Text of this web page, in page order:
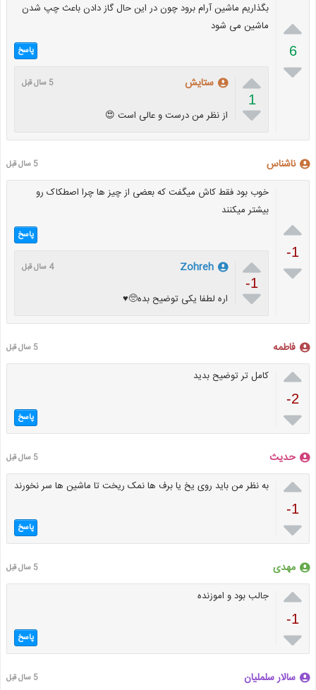

6

بگذاریم ماشین آرام برود چون در این حال گاز دادن باعث چپ شدن
ماشین می شود
پاسخ

1

ستایش 5 سال قبل
از نظر من درست و عالی است 😍
ناشناس 5 سال قبل

-1

خوب بود فقط کاش میگفت که بعضی از چیز ها چرا اصطکاک رو
بیشتر میکنند
پاسخ

-1

Zohreh 4 سال قبل
اره لطفا یکی توضیح بده🥺♥️
فاطمه 5 سال قبل

-2

کامل تر توضیح بدید
پاسخ
حدیث 5 سال قبل

-1

به نظر من باید روی یخ یا برف ها نمک ریخت تا ماشین ها سر نخورند
پاسخ
مهدی 5 سال قبل

-1

جالب بود و اموزنده
پاسخ
سالار سلملیان 5 سال قبل